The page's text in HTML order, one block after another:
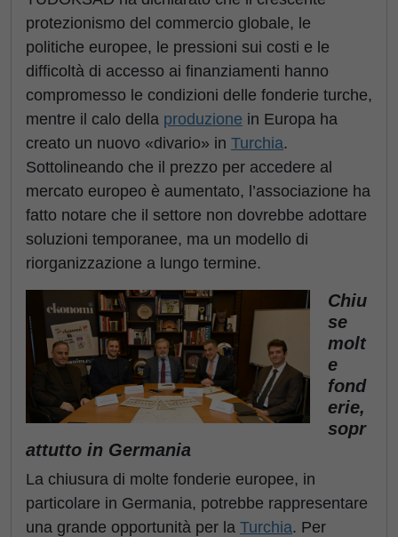
protezionismo del commercio globale, le
politiche europee, le pressioni sui costi e le
difficoltà di accesso ai finanziamenti hanno
compromesso le condizioni delle fonderie turche,
mentre il calo della produzione in Europa ha
creato un nuovo «divario» in Turchia.
Sottolineando che il prezzo per accedere al
mercato europeo è aumentato, l’associazione ha
fatto notare che il settore non dovrebbe adottare
soluzioni temporanee, ma un modello di
riorganizzazione a lungo termine.
Chiu
se
molt
e
fond
erie,
sopr
attutto in Germania
La chiusura di molte fonderie europee, in
particolare in Germania, potrebbe rappresentare
una grande opportunità per la Turchia. Per